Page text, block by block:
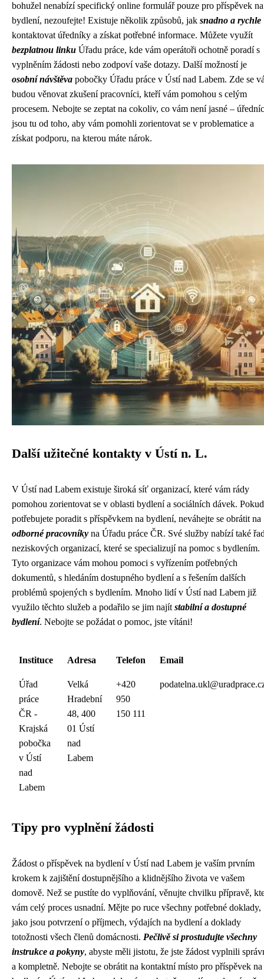
bohužel nenabízí specifický online formulář pouze pro příspěvek na
bydlení, nezoufejte! Existuje několik způsobů, jak snadno a rychle
kontaktovat úředníky a získat potřebné informace. Můžete využít
bezplatnou linku Úřadu práce, kde vám operátoři ochotně poradí s
vyplněním žádosti nebo zodpoví vaše dotazy. Další možností je
osobní návštěva pobočky Úřadu práce v Ústí nad Labem. Zde se
budou věnovat zkušení pracovníci, kteří vám pomohou s celým
procesem. Nebojte se zeptat na cokoliv, co vám není jasné –
jsou tu od toho, aby vám pomohli zorientovat se v problematice a
získat podporu, na kterou máte nárok.
Další užitečné kontakty v Ústí n. L.
V Ústí nad Labem existuje široká síť organizací, které vám rády
pomohou zorientovat se v oblasti bydlení a sociálních dávek. Pokud
potřebujete poradit s příspěvkem na bydlení, neváhejte se obrátit na
odborné pracovníky na Úřadu práce ČR. Své služby nabízí také
neziskových organizací, které se specializují na pomoc s bydlením.
Tyto organizace vám mohou pomoci s vyřízením potřebných
dokumentů, s hledáním dostupného bydlení a s řešením dalších
problémů spojených s bydlením. Mnoho lidí v Ústí nad Labem již
využilo těchto služeb a podařilo se jim najít stabilní a dostupné
bydlení. Nebojte se požádat o pomoc, jste vítáni!
Instituce Adresa Telefon Email
Úřad
práce
ČR -
Krajská
pobočka
v Ústí
nad
Labem
Velká
Hradební
48, 400
01 Ústí
nad
Labem
+420
950
150 111
Tipy pro vyplnění žádosti
Žádost o příspěvek na bydlení v Ústí nad Labem je vaším prvním
krokem k zajištění dostupnějšího a klidnějšího života ve vašem
domově. Než se pustíte do vyplňování, věnujte chvilku přípravě,
vám celý proces usnadní. Mějte po ruce všechny potřebné doklady,
jako jsou potvrzení o příjmech, výdajích na bydlení a doklady
totožnosti všech členů domácnosti. Pečlivě si prostudujte všechny
instrukce a pokyny, abyste měli jistotu, že jste žádost vyplnili
a kompletně. Nebojte se obrátit na kontaktní místo pro příspěvek na